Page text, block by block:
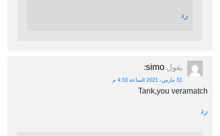
رد
يقول simo
:
31 مارس، 2021 الساعة 4:33 م
Tank,you veramatch
رد